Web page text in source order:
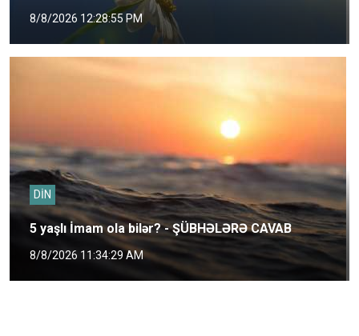
8/8/2026 12:28:55 PM
DİN
5 yaşlı İmam ola bilər? - ŞÜBHƏLƏRƏ CAVAB
8/8/2026 11:34:29 AM